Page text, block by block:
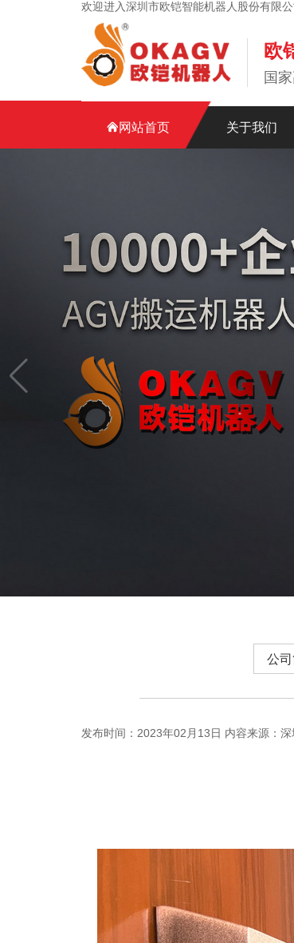
欢迎进入深圳市欧铠智能机器人股份有限公
欧
国
网站首页 关于我们
公
发布时间：2023年02月13日 内容来源：